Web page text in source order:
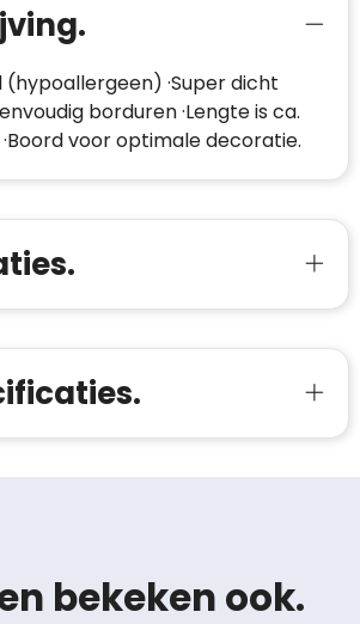
(hypoallergeen) ·Super dicht
borduren ·Lengte is ca.
·Boord voor optimale decoratie.
bekeken ook.